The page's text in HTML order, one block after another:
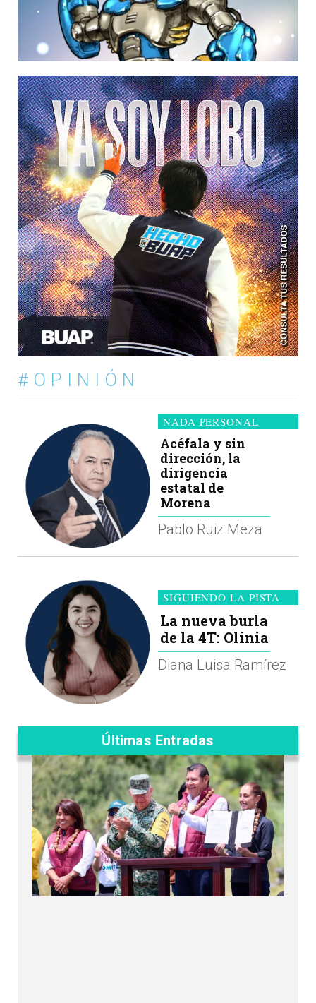
#OPINIÓN
NADA PERSONAL
Acéfala y sin
dirección, la
dirigencia
estatal de
Morena
Pablo Ruiz Meza
SIGUIENDO LA PISTA
La nueva burla
de la 4T: Olinia
Diana Luisa Ramírez
Últimas Entradas